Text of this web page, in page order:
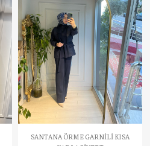
SANTANA ÖRME GARNİLİ KISA